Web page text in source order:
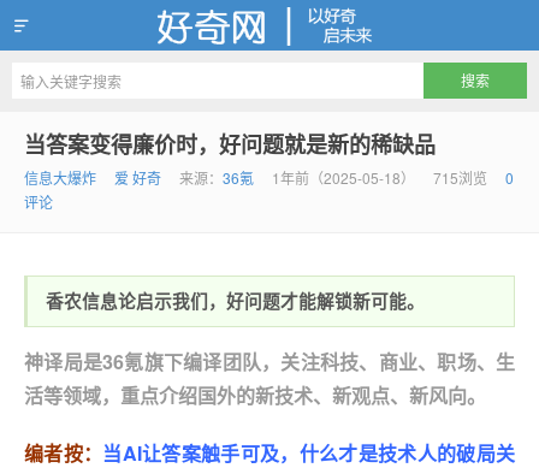
好奇网
当答案变得廉价时，好问题就是新的稀缺品
信息大爆炸 爱 好奇 来源： 36氪 1年前（2025-05-18） 715浏览
0
评论
香农信息论启示我们，好问题才能解锁新可能。
神译局是36氪旗下编译团队，关注科技、商业、职场、生
活等领域，重点介绍国外的新技术、新观点、新风向。
编者按： 当AI让答案触手可及，什么才是技术人的破局关